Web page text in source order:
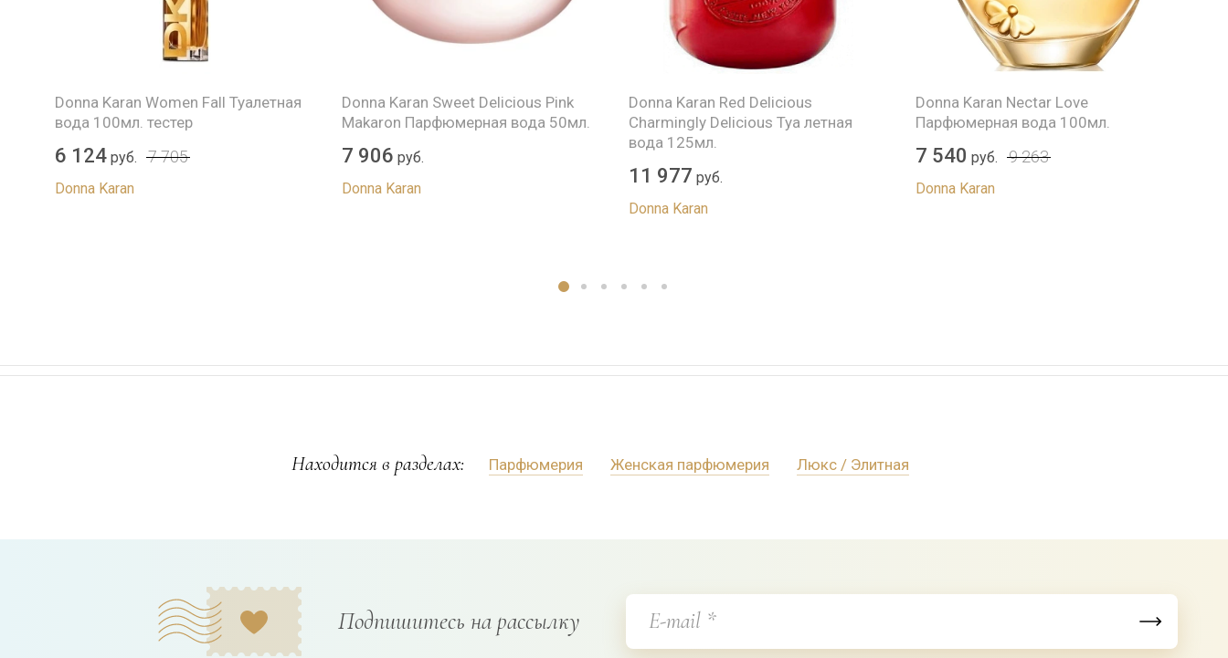
Donna Karan Women Fall Туалетная
вода 100мл. тестер
6 124 руб. 7 705
Donna Karan
Donna Karan Sweet Delicious Pink
Makaron Парфюмерная вода 50мл.
7 906 руб.
Donna Karan
Donna Karan Red Delicious
Charmingly Delicious Туа летная
вода 125мл.
11 977 руб.
Donna Karan
Donna Karan Nectar Love
Парфюмерная вода 100мл.
7 540 руб. 9 263
Donna Karan
Находится в разделах: Парфюмерия Женская парфюмерия Люкс / Элитная
Подпишитесь на рассылку